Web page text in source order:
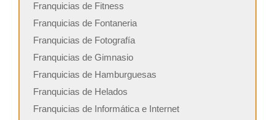
Franquicias de Fitness
Franquicias de Fontaneria
Franquicias de Fotografía
Franquicias de Gimnasio
Franquicias de Hamburguesas
Franquicias de Helados
Franquicias de Informática e Internet